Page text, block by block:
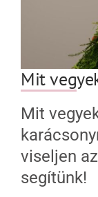
Mit
Mit
viseljen
segítünk!